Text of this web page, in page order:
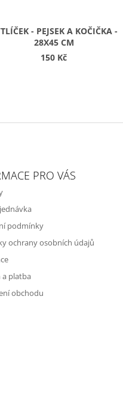
- PEJSEK A KOČIČKA -
28X45 CM
150 Kč
PRO VÁS
podmínky
ochrany osobních údajů
a platba
obchodu